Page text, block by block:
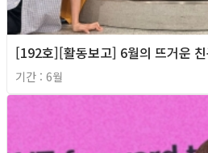
[192호][활동보고] 6월의 뜨거운
기간 : 6월